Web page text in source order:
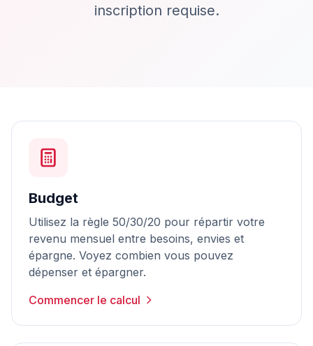
inscription requise.
Budget
Utilisez la règle 50/30/20 pour répartir votre
revenu mensuel entre besoins, envies et
épargne. Voyez combien vous pouvez
dépenser et épargner.
Commencer le calcul